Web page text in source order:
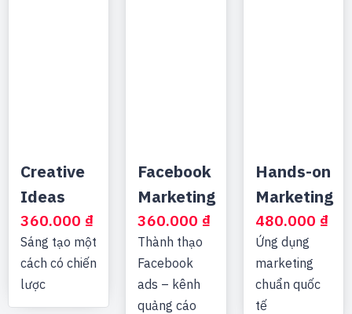
Creative
Ideas
360.000 ₫
Sáng tạo một
cách có chiến
lược
Facebook
Marketing
360.000 ₫
Thành thạo
Facebook
ads – kênh
quảng cáo
Hands-on
Marketing
480.000 ₫
Ứng dụng
marketing
chuẩn quốc
tế